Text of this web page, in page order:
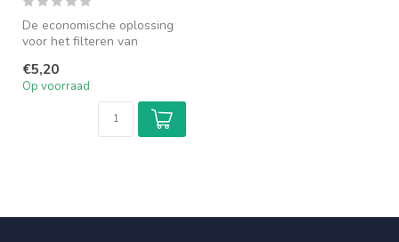
De economische oplossing
voor het filteren van
vloeist...
€5,20
Op voorraad